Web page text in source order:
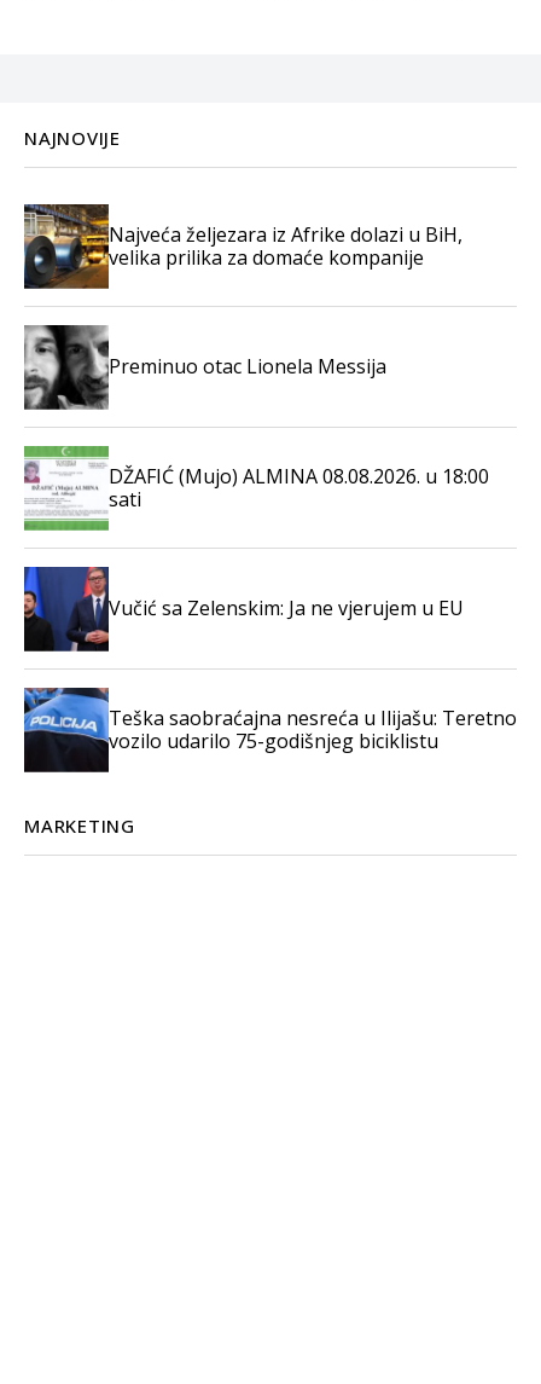
NAJNOVIJE
Najveća željezara iz Afrike dolazi u BiH,
velika prilika za domaće kompanije
Preminuo otac Lionela Messija
DŽAFIĆ (Mujo) ALMINA 08.08.2026. u 18:00
sati
Vučić sa Zelenskim: Ja ne vjerujem u EU
Teška saobraćajna nesreća u Ilijašu: Teretno
vozilo udarilo 75-godišnjeg biciklistu
MARKETING